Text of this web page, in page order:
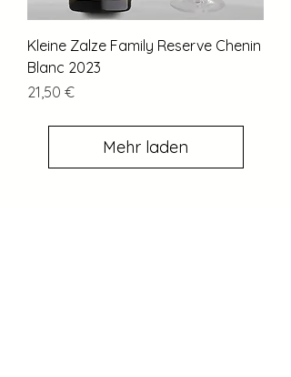
Kleine Zalze Family Reserve Chenin
Blanc 2023
Preis
21,50 €
Mehr laden